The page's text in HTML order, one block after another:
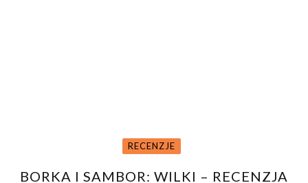
RECENZJE
BORKA I SAMBOR: WILKI – RECENZJA